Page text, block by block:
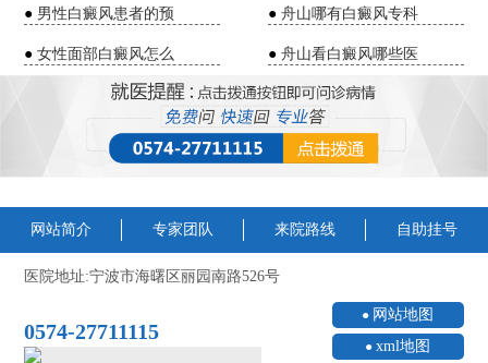
● 男性白癜风患者的预 ●舟山哪有白癜风专科
●女性面部白癜风怎么 ●舟山看白癜风哪些医
网站简介 专家团队 来院路线 自助挂号
医院地址:宁波市海曙区丽园南路526号
0574-27711115
网站地图
xml地图